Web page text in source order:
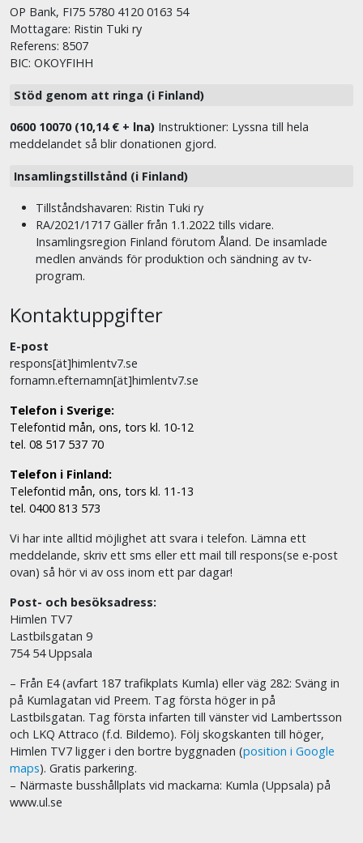
OP Bank, FI75 5780 4120 0163 54
Mottagare: Ristin Tuki ry
Referens: 8507
BIC: OKOYFIHH
Stöd genom att ringa (i Finland)
0600 10070 (10,14 € + lna) Instruktioner: Lyssna till hela
meddelandet så blir donationen gjord.
Insamlingstillstånd (i Finland)
Tillståndshavaren: Ristin Tuki ry
RA/2021/1717 Gäller från 1.1.2022 tills vidare.
Insamlingsregion Finland förutom Åland. De insamlade
medlen används för produktion och sändning av tv-
program.
Kontaktuppgifter
E-post
respons[ät]himlentv7.se
fornamn.efternamn[ät]himlentv7.se
Telefon i Sverige:
Telefontid mån, ons, tors kl. 10-12
tel. 08 517 537 70
Telefon i Finland:
Telefontid mån, ons, tors kl. 11-13
tel. 0400 813 573
Vi har inte alltid möjlighet att svara i telefon. Lämna ett
meddelande, skriv ett sms eller ett mail till respons(se e-post
ovan) så hör vi av oss inom ett par dagar!
Post- och besöksadress:
Himlen TV7
Lastbilsgatan 9
754 54 Uppsala
– Från E4 (avfart 187 trafikplats Kumla) eller väg 282: Sväng in
på Kumlagatan vid Preem. Tag första höger in på
Lastbilsgatan. Tag första infarten till vänster vid Lambertsson
och LKQ Attraco (f.d. Bildemo). Följ skogskanten till höger,
Himlen TV7 ligger i den bortre byggnaden (position i Google
maps). Gratis parkering.
– Närmaste busshållplats vid mackarna: Kumla (Uppsala) på
www.ul.se